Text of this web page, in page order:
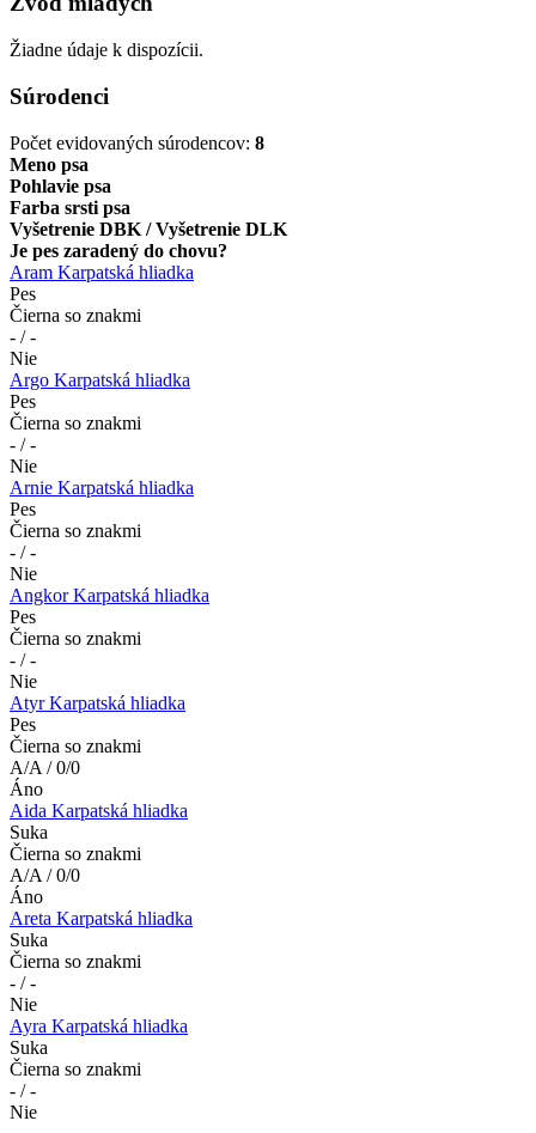
Žiadne údaje k dispozícii.
Súrodenci
Počet evidovaných súrodencov: 8
Meno psa
Pohlavie psa
Farba srsti psa
Vyšetrenie DBK / Vyšetrenie DLK
Je pes zaradený do chovu?
Aram Karpatská hliadka
Pes
Čierna so znakmi
- / -
Nie
Argo Karpatská hliadka
Pes
Čierna so znakmi
- / -
Nie
Arnie Karpatská hliadka
Pes
Čierna so znakmi
- / -
Nie
Angkor Karpatská hliadka
Pes
Čierna so znakmi
- / -
Nie
Atyr Karpatská hliadka
Pes
Čierna so znakmi
A/A / 0/0
Áno
Aida Karpatská hliadka
Suka
Čierna so znakmi
A/A / 0/0
Áno
Areta Karpatská hliadka
Suka
Čierna so znakmi
- / -
Nie
Ayra Karpatská hliadka
Suka
Čierna so znakmi
- / -
Nie